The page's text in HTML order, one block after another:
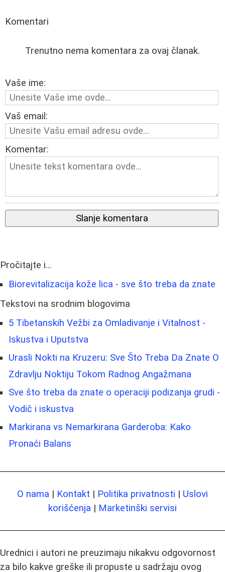
Komentari
Trenutno nema komentara za ovaj članak.
Vaše ime:
Vaš email:
Komentar:
Slanje komentara
Pročitajte i...
Biorevitalizacija kože lica - sve što treba da znate
Tekstovi na srodnim blogovima
5 Tibetanskih Vežbi za Omladivanje i Vitalnost -
Iskustva i Uputstva
Urasli Nokti na Kruzeru: Sve Što Treba Da Znate O
Zdravlju Noktiju Tokom Radnog Angažmana
Sve što treba da znate o operaciji podizanja grudi -
Vodič i iskustva
Markirana vs Nemarkirana Garderoba: Kako
Pronaći Balans
O nama | Kontakt | Politika privatnosti | Uslovi
korišćenja | Marketinški servisi
Urednici i autori ne preuzimaju nikakvu odgovornost
za bilo kakve greške ili propuste u sadržaju ovog